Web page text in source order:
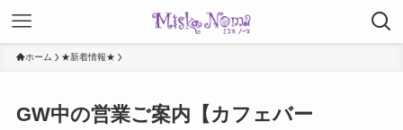
ホーム ★新着情報★
GW中の営業ご案内【カフェバー